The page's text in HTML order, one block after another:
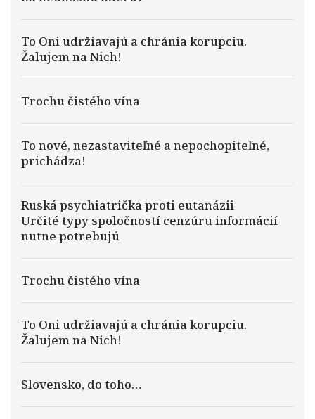
To Oni udržiavajú a chránia korupciu.
Žalujem na Nich!
Trochu čistého vína
To nové, nezastaviteľné a nepochopiteľné,
prichádza!
Ruská psychiatrička proti eutanázii
Určité typy spoločností cenzúru informácií
nutne potrebujú
Trochu čistého vína
To Oni udržiavajú a chránia korupciu.
Žalujem na Nich!
Slovensko, do toho…